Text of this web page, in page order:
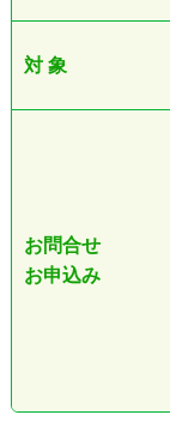
対 象
お問合せ
お申込み